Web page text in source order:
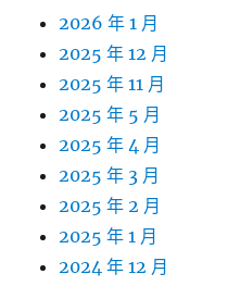
2026 年 1 月
2025 年 12 月
2025 年 11 月
2025 年 5 月
2025 年 4 月
2025 年 3 月
2025 年 2 月
2025 年 1 月
2024 年 12 月